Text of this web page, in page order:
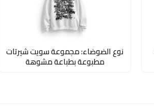
نوع الضوضاء: مجموعة سويت شيرتات
مطبوعة بطباعة مشوهة